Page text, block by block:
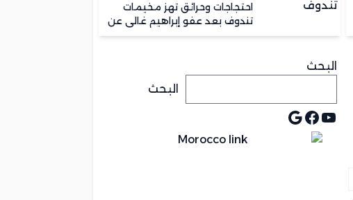
احتجاجات وحرائق تهز مخيمات
تندوف بعد عفو إبراهيم غالي عن
متهم بقتل امرأة
البحث
البحث
يوتيوب
فيسبوك
جوجل